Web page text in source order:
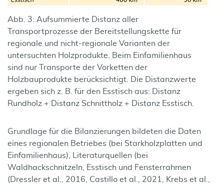
Abb. 3: Aufsummierte Distanz aller
Transportprozesse der Bereitstellungskette für
regionale und nicht-regionale Varianten der
untersuchten Holzprodukte. Beim Einfamilienhaus
sind nur Transporte der Vorketten der
Holzbauprodukte berücksichtigt. Die Distanzwerte
ergeben sich z. B. für den Esstisch aus: Distanz
Rundholz + Distanz Schnittholz + Distanz Esstisch.
Grundlage für die Bilanzierungen bildeten die Daten
eines regionalen Betriebes (bei Starkholzplatten und
Einfamilienhaus), Literaturquellen (bei
Waldhackschnitzeln, Esstisch und Fensterrahmen
(Dressler et al., 2016, Castillo et al., 2021, Krebs et al.,